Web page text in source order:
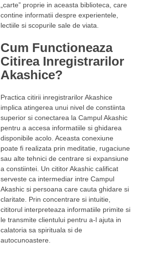
„carte” proprie in aceasta biblioteca, care
contine informatii despre experientele,
lectiile si scopurile sale de viata.
Cum Functioneaza
Citirea Inregistrarilor
Akashice?
Practica citirii inregistrarilor Akashice
implica atingerea unui nivel de constiinta
superior si conectarea la Campul Akashic
pentru a accesa informatiile si ghidarea
disponibile acolo. Aceasta conexiune
poate fi realizata prin meditatie, rugaciune
sau alte tehnici de centrare si expansiune
a constiintei. Un cititor Akashic calificat
serveste ca intermediar intre Campul
Akashic si persoana care cauta ghidare si
claritate. Prin concentrare si intuitie,
cititorul interpreteaza informatiile primite si
le transmite clientului pentru a-l ajuta in
calatoria sa spirituala si de
autocunoastere.